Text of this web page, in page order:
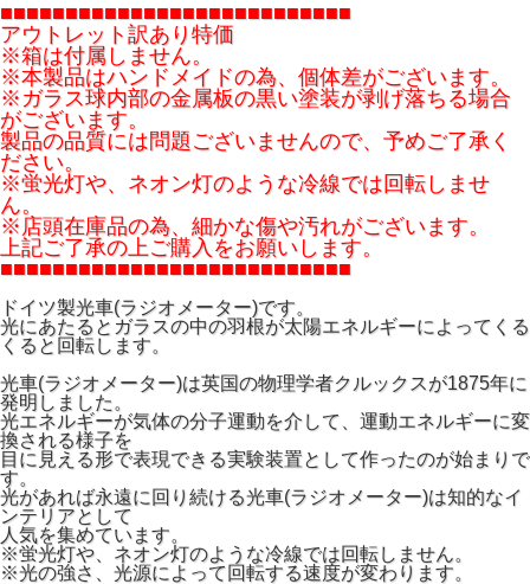
■■■■■■■■■■■■■■■■■■■■■■■■■■■
アウトレット訳あり特価
※箱は付属しません。
※本製品はハンドメイドの為、個体差がございます。
※ガラス球内部の金属板の黒い塗装が剥げ落ちる場合
がございます。
製品の品質には問題ございませんので、予めご了承く
ださい。
※蛍光灯や、ネオン灯のような冷線では回転しませ
ん。
※店頭在庫品の為、細かな傷や汚れがございます。
上記ご了承の上ご購入をお願いします。
■■■■■■■■■■■■■■■■■■■■■■■■■■■
ドイツ製光車(ラジオメーター)です。
光にあたるとガラスの中の羽根が太陽エネルギーによってくる
くると回転します。
光車(ラジオメーター)は英国の物理学者クルックスが1875年に
発明しました。
光エネルギーが気体の分子運動を介して、運動エネルギーに変
換される様子を
目に見える形で表現できる実験装置として作ったのが始まりで
す。
光があれば永遠に回り続ける光車(ラジオメーター)は知的なイ
ンテリアとして
人気を集めています。
※蛍光灯や、ネオン灯のような冷線では回転しません。
※光の強さ、光源によって回転する速度が変わります。